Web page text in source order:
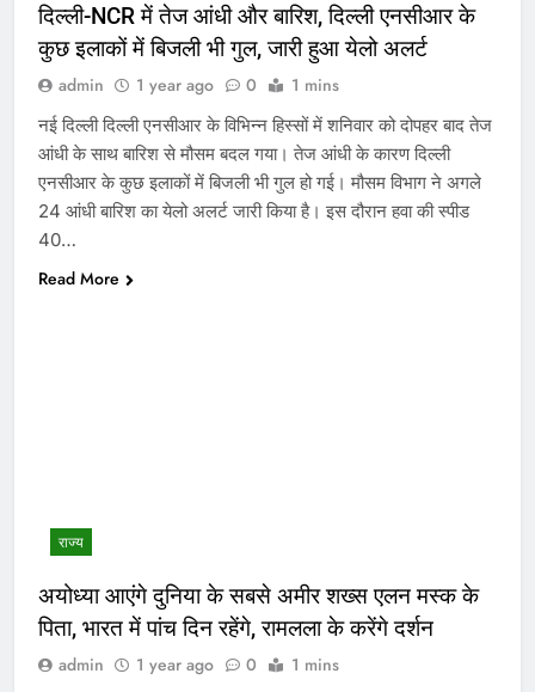
दिल्ली-NCR में तेज आंधी और बारिश, दिल्ली एनसीआर के
कुछ इलाकों में बिजली भी गुल, जारी हुआ येलो अलर्ट
admin 1 year ago 0 1 mins
नई दिल्ली दिल्ली एनसीआर के विभिन्न हिस्सों में शनिवार को दोपहर बाद तेज
आंधी के साथ बारिश से मौसम बदल गया। तेज आंधी के कारण दिल्ली
एनसीआर के कुछ इलाकों में बिजली भी गुल हो गई। मौसम विभाग ने अगले
24 आंधी बारिश का येलो अलर्ट जारी किया है। इस दौरान हवा की स्पीड
40…
Read More
राज्य
अयोध्या आएंगे दुनिया के सबसे अमीर शख्स एलन मस्क के
पिता, भारत में पांच दिन रहेंगे, रामलला के करेंगे दर्शन
admin 1 year ago 0 1 mins